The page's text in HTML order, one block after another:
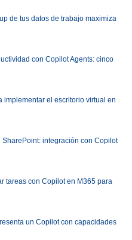
de tus datos de trabajo maximiza
con Copilot Agents: cinco
implementar el escritorio virtual en
SharePoint: integración con Copilot
tareas con Copilot en M365 para
un Copilot con capacidades